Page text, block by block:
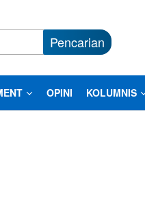
Pencarian
OPINI KOLUMNIS